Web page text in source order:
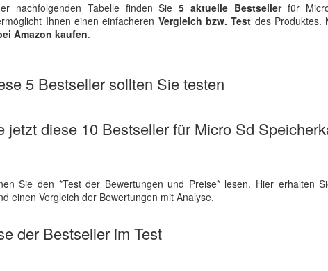
nachfolgenden Tabelle finden Sie 5 aktuelle Bestsellerfür
Ihnen einen einfacheren Vergleich bzw. Test des Produktes.
Amazon kaufen.
5 Bestseller sollten Sie testen
jetzt diese 10 Bestseller für Micro Sd
Sie den *Test der Bewertungen und Preise* lesen. Hier erhalten
einen Vergleich der Bewertungen mit Analyse.
der Bestseller im Test